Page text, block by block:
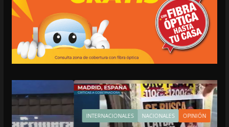
INTERNACIONALES NACIONALES OPINIÓN